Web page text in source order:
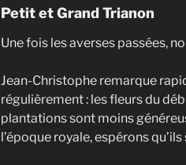
Petit et Grand Trianon
Une fois les averses passées,
Jean-Christophe remarque
régulièrement : les fleurs du
plantations sont moins
l’époque royale, espérons